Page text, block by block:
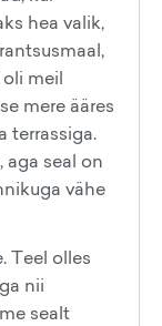
hea valik,
meil
mere ääres
terrassiga.
aga seal on
vähe
Teel olles
nii
sealt